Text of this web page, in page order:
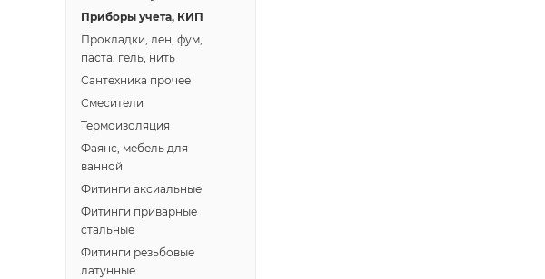
Приборы учета, КИП
Прокладки, лен, фум,
паста, гель, нить
Сантехника прочее
Смесители
Термоизоляция
Фаянс, мебель для
ванной
Фитинги аксиальные
Фитинги приварные
стальные
Фитинги резьбовые
латунные